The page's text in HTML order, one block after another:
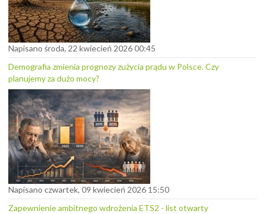
Napisano środa, 22 kwiecień 2026 00:45
Demografia zmienia prognozy zużycia prądu w Polsce. Czy
planujemy za dużo mocy?
Napisano czwartek, 09 kwiecień 2026 15:50
Zapewnienie ambitnego wdrożenia ETS2 - list otwarty